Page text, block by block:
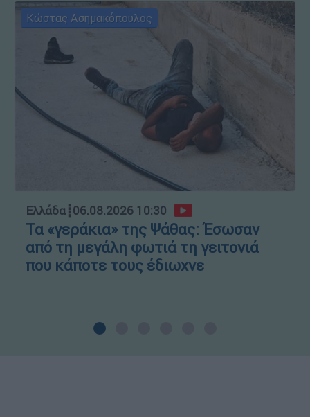
Κώστας Ασημακόπουλος
Ελλάδα┋06.08.2026 10:30
Τα «γεράκια» της Ψάθας: Έσωσαν
από τη μεγάλη φωτιά τη γειτονιά
που κάποτε τους έδιωχνε